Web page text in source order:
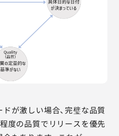
が激しい場合、完璧な品質
度の品質でリリースを優先